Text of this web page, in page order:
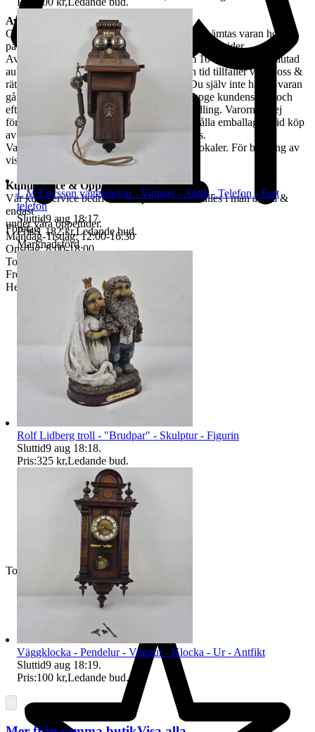
Avhämtning
Om ingen annan avhämtningsadress angetts, hämtas varan hos oss
på Tjalmargatan 4B i Östersund under våra öppettider.
Avhämtning av vunna varor skall ske inom 10 dagar efter avslutad
auktion. Om varan ej hämtas inom angiven tid tillfaller varan oss &
rätten till återbetalning är förbrukad. Kan Du själv inte hämta varan
går det skicka ett ombud. Ombudet skall uppge kundens för- och
efternamn, varubeskrivning & egen ID-handling. Varorna är ej
förpackade & kunden måste själv tillhandahålla emballage. Vid köp
av skrymmande gods, måste bärhjälp medtas.
Varorna finns att titta på vid begäran i våra lokaler. För bokning av
visning kontakta oss, se nedan.
Kundservice & Öppettider
Vår kundservice bedrivs via e-post. Svar erhålles i mån av tid &
endast
under våra öppettider.
Måndag-Tisdag: 12:00-16:30
Onsdag: 8:00-18:00
Torsdag: 12:00-16:30
Fredag: 10:00-15:00
Helgdagar & röda dagar STÄNGT
Företag
Toppsäljare
L M Ericsson väggtelefon - Vintage - Antik - Telefon - Fast
telefon
Sluttid9 aug 18:17.
Pris:1 182 kr,Ledande bud.
Marknadsförd
Rolf Lidberg troll - "Brudpar" - Skulptur - Figurin
Sluttid9 aug 18:18.
Pris:325 kr,Ledande bud.
Väggklocka - Pendelur - Väggur - Klocka - Ur - Antfikt
Sluttid9 aug 18:19.
Pris:100 kr,Ledande bud.